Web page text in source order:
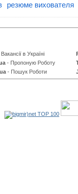
резюме вихователя
в Україні
- Пропоную Роботу
- Пошук Роботи